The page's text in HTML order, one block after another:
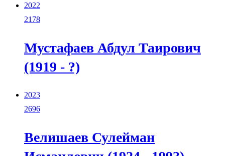
2022
2178
Мустафаев Абдул Таирович
(1919 - ?)
2023
2696
Велишаев Сулейман